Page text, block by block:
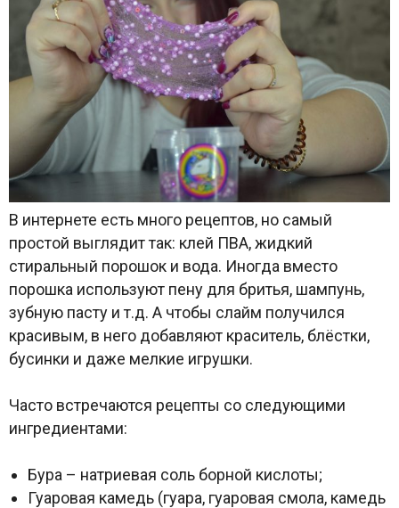
В интернете есть много рецептов, но самый
простой выглядит так: клей ПВА, жидкий
стиральный порошок и вода. Иногда вместо
порошка используют пену для бритья, шампунь,
зубную пасту и т.д. А чтобы слайм получился
красивым, в него добавляют краситель, блёстки,
бусинки и даже мелкие игрушки.
Часто встречаются рецепты со следующими
ингредиентами:
Бура – натриевая соль борной кислоты;
Гуаровая камедь (гуара, гуаровая смола, камедь